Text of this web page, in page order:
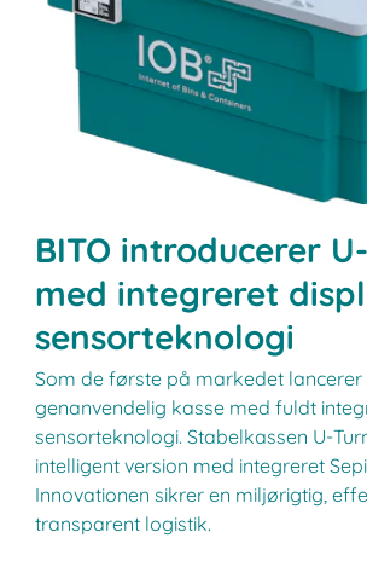
BITO introducerer
med integreret
sensorteknologi
Som de første på markedet lancerer
genanvendelig kasse med fuldt
sensorteknologi. Stabelkassen U-
intelligent version med integreret
Innovationen sikrer en miljørigtig,
transparent logistik.